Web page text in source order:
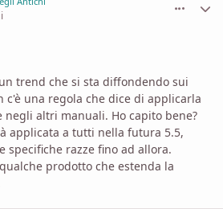
trend che si sta diffondendo sui
c'è una regola che dice di applicarla
negli altri manuali. Ho capito bene?
applicata a tutti nella futura 5.5,
specifiche razze fino ad allora.
prodotto che estenda la